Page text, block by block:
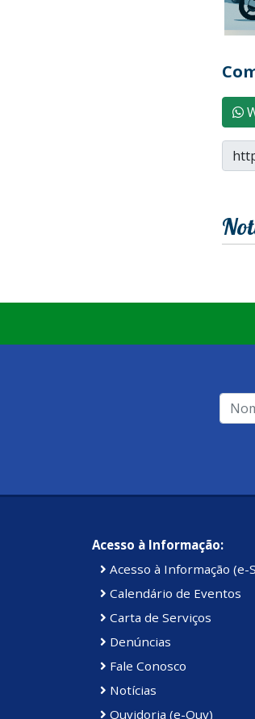
Acesso à Informação:
Acesso à Informação (e-
Calendário de Eventos
Carta de Serviços
Denúncias
Fale Conosco
Notícias
Ouvidoria (e-Ouv)